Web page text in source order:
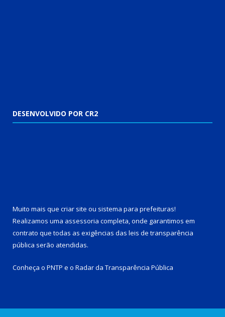
DESENVOLVIDO POR CR2
Muito mais que criar site ou sistema para prefeituras!
Realizamos uma assessoria completa, onde garantimos em
contrato que todas as exigências das leis de transparência
pública serão atendidas.
Conheça o PNTP e o Radar da Transparência Pública